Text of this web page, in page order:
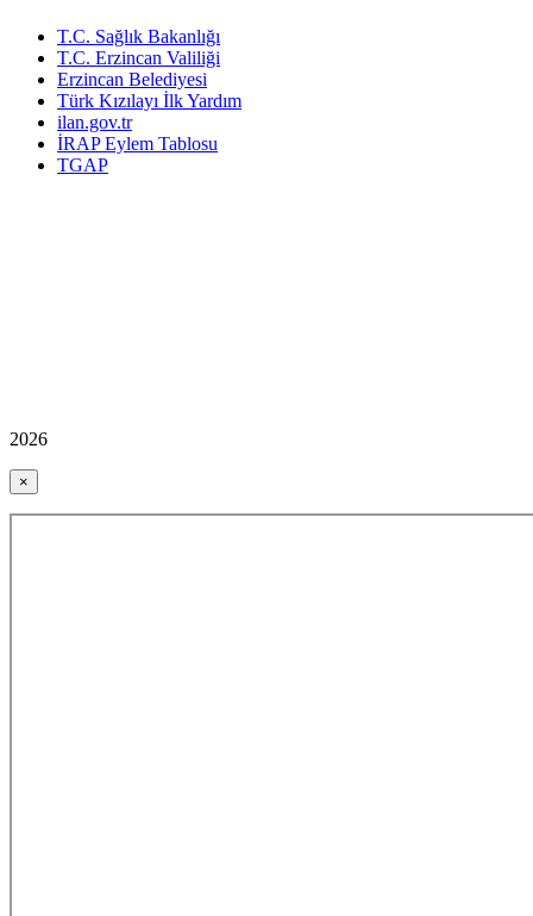
T.C. Sağlık Bakanlığı
T.C. Erzincan Valiliği
Erzincan Belediyesi
Türk Kızılayı İlk Yardım
ilan.gov.tr
İRAP Eylem Tablosu
TGAP
2026
×